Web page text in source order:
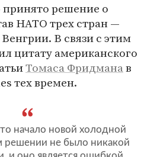
принято решение о
НАТО трех стран —
В связи с этим
цитату американского
Томаса Фридманав
тех времен.
начало новой холодной
решении не было никакой